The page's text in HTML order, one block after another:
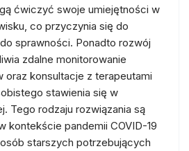
ćwiczyć swoje umiejętności w
co przyczynia się do
sprawności. Ponadto rozwój
zdalne monitorowanie
konsultacje z terapeutami
stawienia się w
Tego rodzaju rozwiązania są
kontekście pandemii COVID-19
starszych potrzebujących